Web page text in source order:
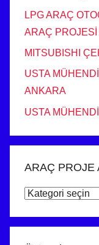
LPG ARAÇ
ARAÇ
MITSUBISHI
USTA
ANKARA
USTA
ARAÇ PROJE
ARAÇ
ANKARA